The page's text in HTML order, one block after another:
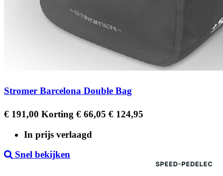
Stromer Barcelona Double Bag
Regular
€ 191,00 Korting € 66,05 Prijs
€ 124,95
In prijs verlaagd
Snel bekijken